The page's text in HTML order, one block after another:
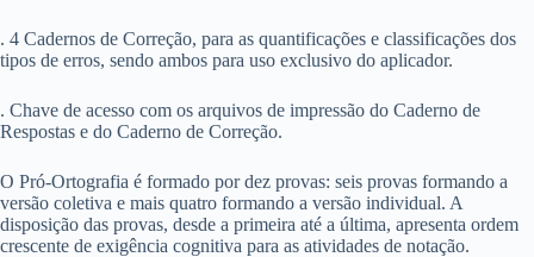
. 4 Cadernos de Correção, para as quantificações e classificações dos
tipos de erros, sendo ambos para uso exclusivo do aplicador.
. Chave de acesso com os arquivos de impressão do Caderno de
Respostas e do Caderno de Correção.
O Pró-Ortografia é formado por dez provas: seis provas formando a
versão coletiva e mais quatro formando a versão individual. A
disposição das provas, desde a primeira até a última, apresenta ordem
crescente de exigência cognitiva para as atividades de notação.